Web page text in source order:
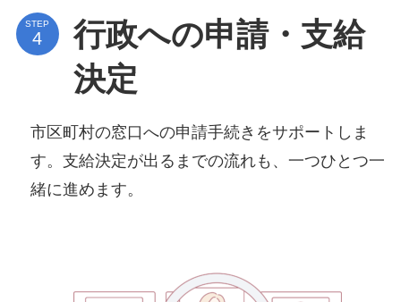
STEP
行政への申請・支給
決定
市区町村の窓口への申請手続きをサポートしま
す。支給決定が出るまでの流れも、一つひとつ一
緒に進めます。